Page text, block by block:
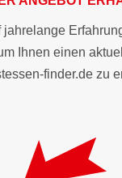
jahrelange
Ihnen einen
finder.de zu